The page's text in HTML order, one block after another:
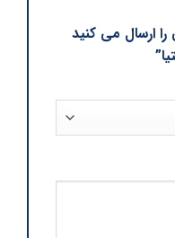
ارسال می کنید